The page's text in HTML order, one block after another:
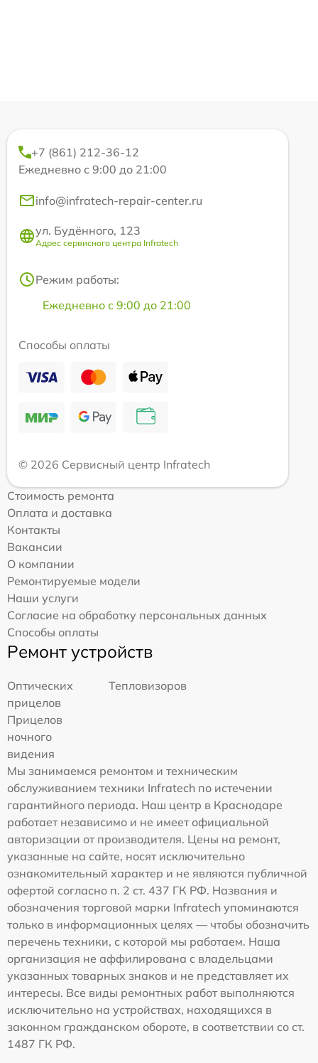
+7 (861) 212-36-12
Ежедневно с 9:00 до 21:00
info@infratech-repair-center.ru
ул. Будённого, 123
Адрес сервисного центра Infratech
Режим работы:
Ежедневно с 9:00 до 21:00
Способы оплаты
© 2026 Сервисный центр Infratech
Стоимость ремонта
Оплата и доставка
Контакты
Вакансии
О компании
Ремонтируемые модели
Наши услуги
Согласие на обработку персональных данных
Способы оплаты
Ремонт устройств
Оптических
прицелов
Тепловизоров
Прицелов
ночного
видения
Мы занимаемся ремонтом и техническим
обслуживанием техники Infratech по истечении
гарантийного периода. Наш центр в Краснодаре
работает независимо и не имеет официальной
авторизации от производителя. Цены на ремонт,
указанные на сайте, носят исключительно
ознакомительный характер и не являются публичной
офертой согласно п. 2 ст. 437 ГК РФ. Названия и
обозначения торговой марки Infratech упоминаются
только в информационных целях — чтобы обозначить
перечень техники, с которой мы работаем. Наша
организация не аффилирована с владельцами
указанных товарных знаков и не представляет их
интересы. Все виды ремонтных работ выполняются
исключительно на устройствах, находящихся в
законном гражданском обороте, в соответствии со ст.
1487 ГК РФ.